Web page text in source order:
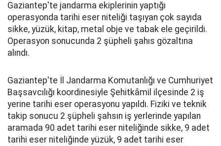
Gaziantep'te jandarma ekiplerinin yaptığı
operasyonda tarihi eser niteliği taşıyan çok sayıda
sikke, yüzük, kitap, metal obje ve tabak ele geçirildi.
Operasyon sonucunda 2 şüpheli şahıs gözaltına
alındı.
Gaziantep'te İl Jandarma Komutanlığı ve Cumhuriyet
Başsavcılığı koordinesiyle Şehitkâmil ilçesinde 2 iş
yerine tarihi eser operasyonu yapıldı. Fiziki ve teknik
takip sonucu 2 şüpheli şahsın iş yerlerinde yapılan
aramada 90 adet tarihi eser niteliğinde sikke, 9 adet
tarihi eser niteliğinde yüzük, 9 adet tarihi eser